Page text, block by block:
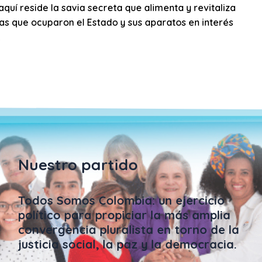
reside la savia secreta que alimenta y revitaliza
que ocuparon el Estado y sus aparatos en interés
Nuestro partido
Todos Somos Colombia: un ejercicio
político para propiciar la más amplia
convergencia pluralista en torno de la
justicia social, la paz y la democracia.